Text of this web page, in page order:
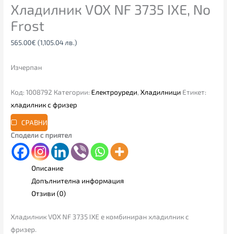
Хладилник VOX NF 3735 IXЕ, No
Frost
565.00€ (1,105.04 лв.)
Изчерпан
Код:1008792 Категории: Електроуреди,Хладилници Етикет:
хладилник с фризер
СРАВНИ
Сподели с приятел
Описание
Допълнителна информация
Отзиви (0)
Хладилник VOX NF 3735 IXЕ е комбиниран хладилник с
фризер.